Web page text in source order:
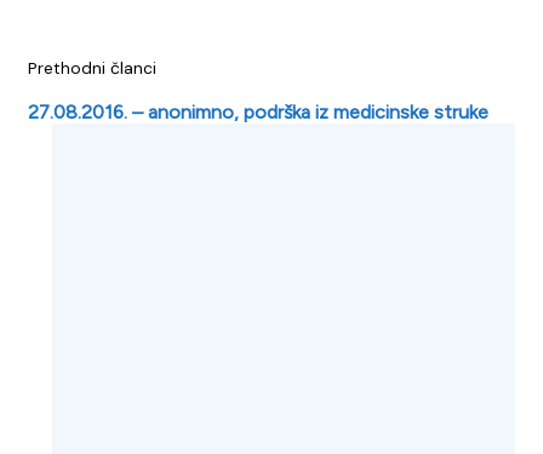
Navigacija
objava
Prethodni članci
27.08.2016. – anonimno, podrška iz medicinske struke